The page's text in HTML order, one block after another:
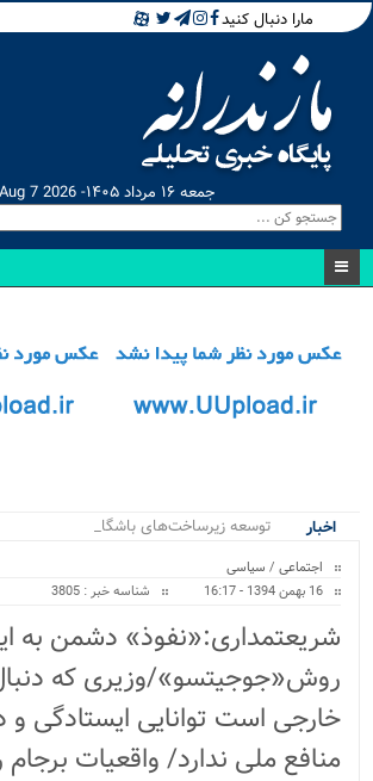
مارا دنبال کنید
جمعه ۱۶ مرداد ۱۴۰۵- Aug 7 2026
اخبار
توسعه زیرساخت‌های باشگاه پدل پوین_
اجتماعی / سیاسی
16 بهمن 1394 - 16:17
شناسه خبر : 3805
شریعتمداری:«نفوذ» دشمن به
روش«جوجیتسو»/وزیری که
خارجی است توانایی ایستادگی و
منافع ملی ندارد/ واقعیات‌ برجام